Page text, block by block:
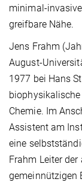
minimal-
greifbare Nähe.
Jens Frahm
August-
1977 bei Hans
Chemie. Im
Assistent am
eine
Frahm Leiter
gemeinnützigen